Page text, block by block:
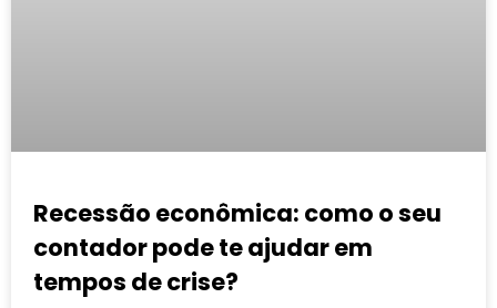
Recessão econômica: como o seu
contador pode te ajudar em
tempos de crise?